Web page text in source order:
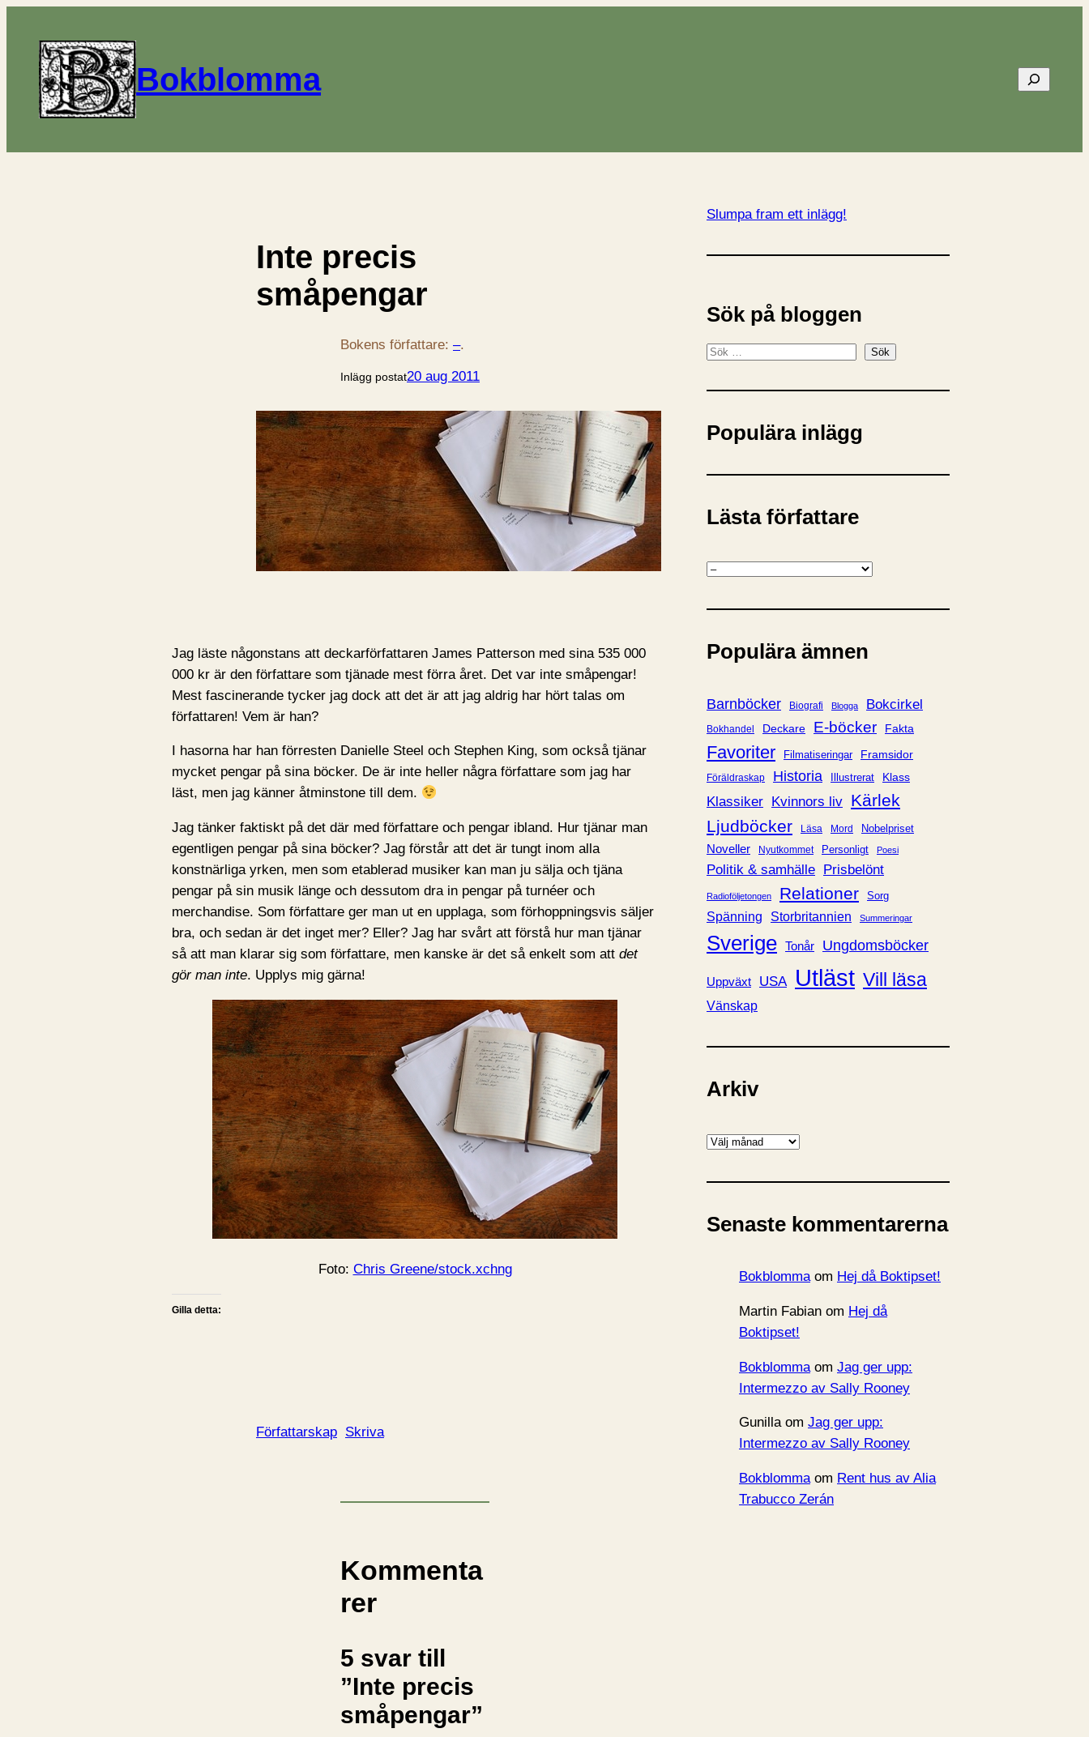
Bokblomma Sök
Inte precis
småpengar
Bokens författare: –.
Inlägg postat20 aug 2011
Jag läste någonstans att deckarförfattaren James Patterson med sina 535 000
000 kr är den författare som tjänade mest förra året. Det var inte småpengar!
Mest fascinerande tycker jag dock att det är att jag aldrig har hört talas om
författaren! Vem är han?
I hasorna har han förresten Danielle Steel och Stephen King, som också tjänar
mycket pengar på sina böcker. De är inte heller några författare som jag har
läst, men jag känner åtminstone till dem.
Jag tänker faktiskt på det där med författare och pengar ibland. Hur tjänar man
egentligen pengar på sina böcker? Jag förstår att det är tungt inom alla
konstnärliga yrken, men som etablerad musiker kan man ju sälja och tjäna
pengar på sin musik länge och dessutom dra in pengar på turnéer och
merchandise. Som författare ger man ut en upplaga, som förhoppningsvis säljer
bra, och sedan är det inget mer? Eller? Jag har svårt att förstå hur man tjänar
så att man klarar sig som författare, men kanske är det så enkelt som att det
gör man inte. Upplys mig gärna!
Foto: Chris Greene/stock.xchng
Gilla detta:
Författarskap Skriva
Kommenta
rer
5 svar till
”Inte precis
småpengar”
Slumpa fram ett inlägg!
Sök på bloggen
S
k
Sök
Populära inlägg
Lästa författare
K
t
g
i
e
r
Populära ämnen
Barnböcker Biografi Blogga Bokcirkel
Bokhandel Deckare E-böcker Fakta
Favoriter Filmatiseringar Framsidor
Föräldraskap Historia Illustrerat Klass
Klassiker Kvinnors liv Kärlek
Ljudböcker
Läsa Mord Nobelpriset
Noveller Nyutkommet Personligt Poesi
Politik & samhälle Prisbelönt
Radioföljetongen Relationer Sorg
Spänning Storbritannien Summeringar
Sverige Tonår Ungdomsböcker
Uppväxt USA Utläst Vill läsa
Vänskap
Arkiv
A
k
v
Senaste kommentarerna
Bokblommaom Hej då Boktipset!
Martin Fabian om Hej då
Boktipset!
Bokblomma om Jag ger upp:
Intermezzo av Sally Rooney
Gunillaom Jag ger upp:
Intermezzo av Sally Rooney
Bokblommaom Rent hus av Alia
Trabucco Zerán